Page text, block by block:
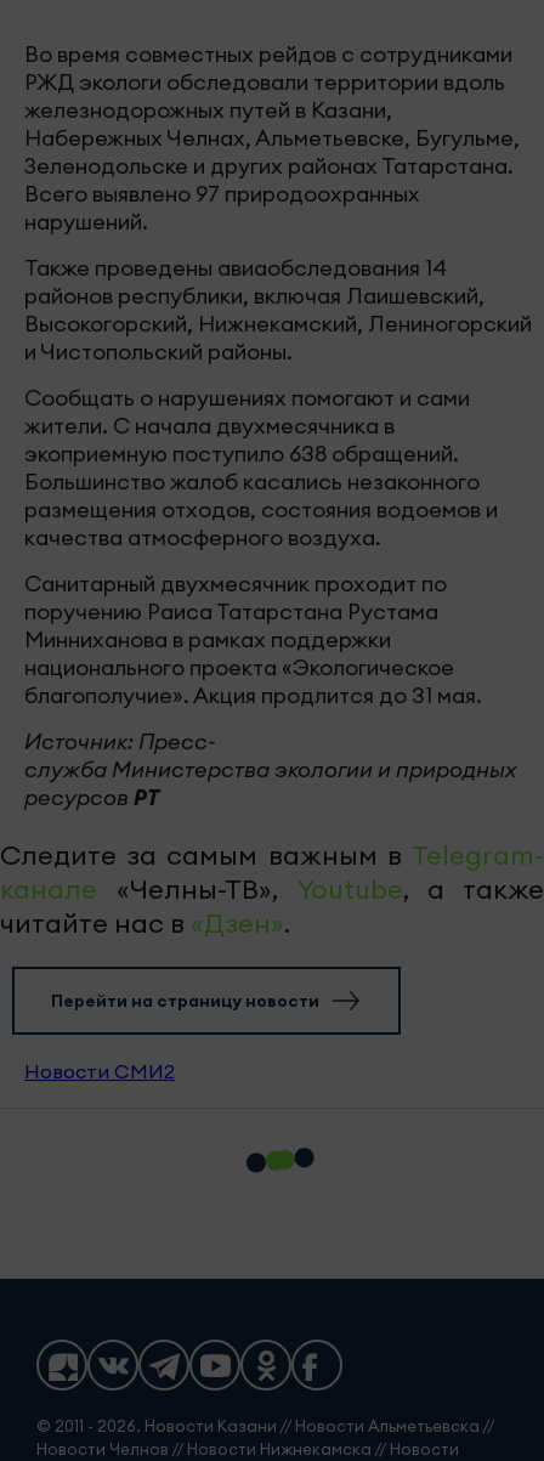
Во время совместных рейдов с сотрудниками
РЖД экологи обследовали территории вдоль
железнодорожных путей в Казани,
Набережных Челнах, Альметьевске, Бугульме,
Зеленодольске и других районах Татарстана.
Всего выявлено 97 природоохранных
нарушений.
Также проведены авиаобследования 14
районов республики, включая Лаишевский,
Высокогорский, Нижнекамский, Лениногорский
и Чистопольский районы.
Сообщать о нарушениях помогают и сами
жители. С начала двухмесячника в
экоприемную поступило 638 обращений.
Большинство жалоб касались незаконного
размещения отходов, состояния водоемов и
качества атмосферного воздуха.
Санитарный двухмесячник проходит по
поручению Раиса Татарстана Рустама
Минниханова в рамках поддержки
национального проекта «Экологическое
благополучие». Акция продлится до 31 мая.
Источник: Пресс-
служба Министерства экологии и природных
ресурсов РТ
Следите за самым важным в Telegram-
канале «Челны-ТВ», Youtube, а также
читайте нас в «Дзен».
Перейти на страницу новости
Новости СМИ2
© 2011 - 2026. Новости Казани // Новости Альметьевска //
Новости Челнов // Новости Нижнекамска // Новости